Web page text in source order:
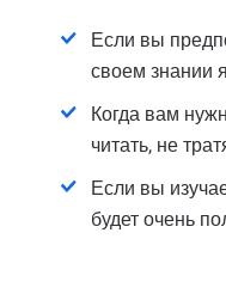
Если вы
своем знании
Когда вам
читать, не
Если вы
будет очень